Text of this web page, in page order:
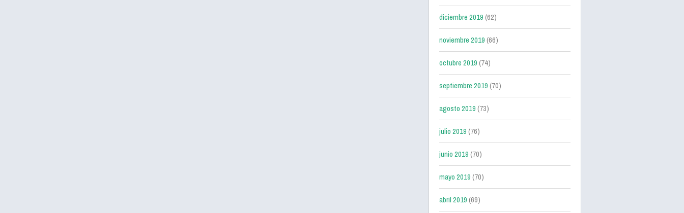
diciembre 2019(62)
noviembre 2019(66)
octubre 2019(74)
septiembre 2019(70)
agosto 2019(73)
julio 2019(76)
junio 2019(70)
mayo 2019(70)
abril 2019(69)